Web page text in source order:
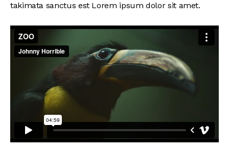
takimata sanctus est Lorem ipsum dolor sit amet.